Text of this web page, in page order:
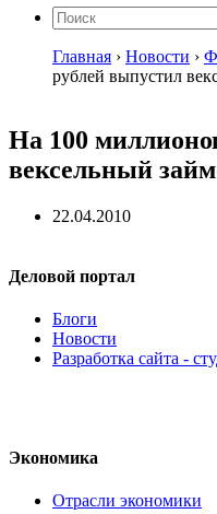
Главная › Новости ›
рублей выпустил
На 100
вексельный
22.04.2010
Деловой портал
Блоги
Новости
Разработка сайта -
Экономика
Отрасли экономики